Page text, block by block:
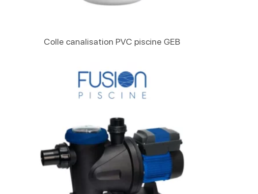
Colle canalisation PVC piscine GEB